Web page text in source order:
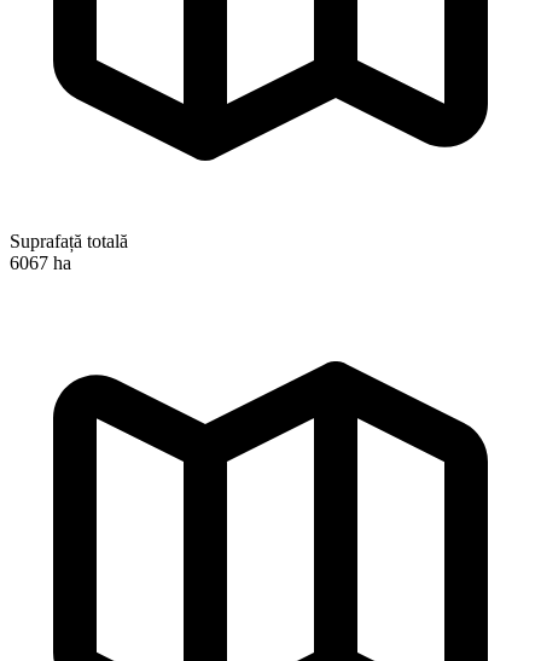
Suprafață totală
6067 ha